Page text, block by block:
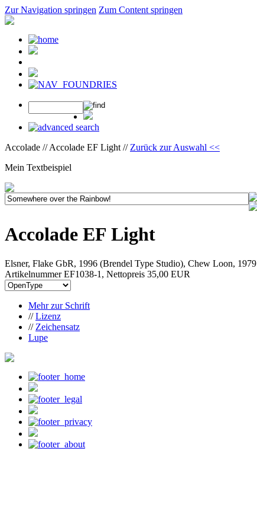
Zur Navigation springen Zum Content springen
Accolade // Accolade EF Light // Zurück zur Auswahl <<
Mein Textbeispiel
Accolade EF Light
Elsner, Flake GbR, 1996 (Brendel Type Studio), Chew Loon, 1979
Artikelnummer EF1038-1, Nettopreis 35,00 EUR
Mehr zur Schrift
//Lizenz
// Zeichensatz
Lupe